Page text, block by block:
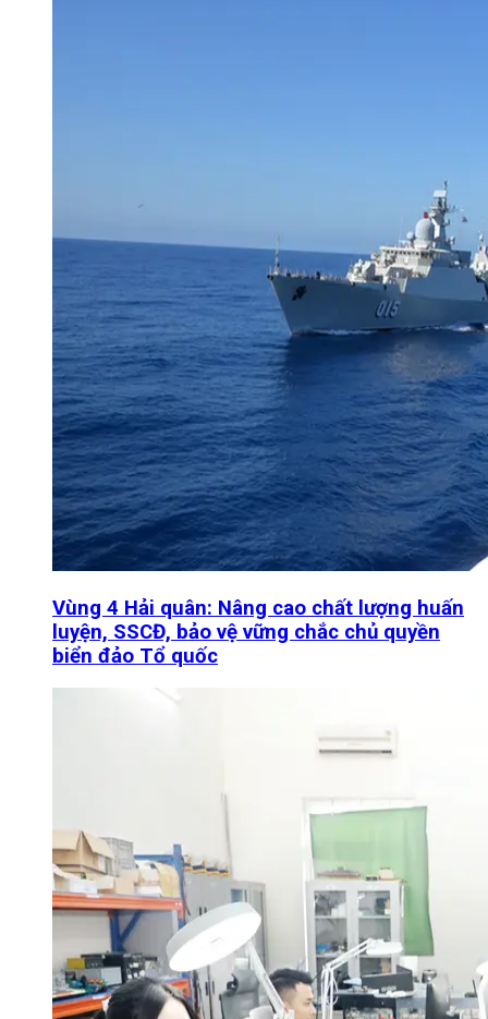
Vùng 4 Hải quân: Nâng cao chất lượng huấn
luyện, SSCĐ, bảo vệ vững chắc chủ quyền
biển đảo Tổ quốc